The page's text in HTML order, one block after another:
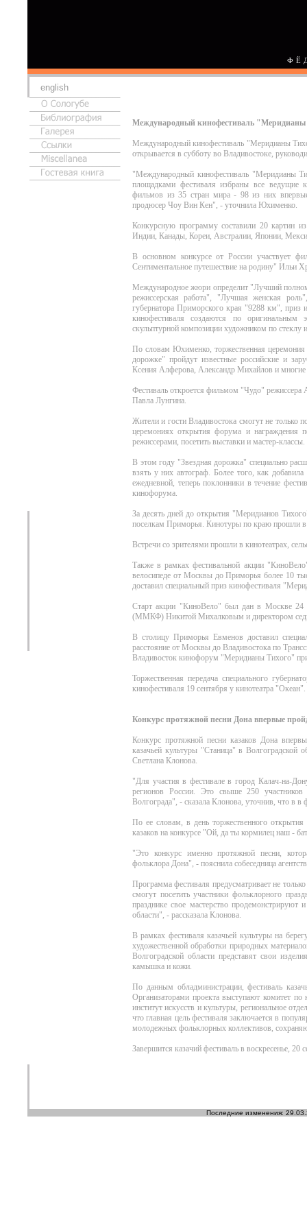
english
Международный кинофестиваль "Меридианы
Международный кинофестиваль "Меридианы
открывается в субботу во Владивостоке,
"Международный кинофестиваль "Меридианы
площадками фестиваля избраны все
фильмов из 35 стран мира - 98 из них
продюсер Чоу Вин Кен", - уточнила Юхименко.
Конкурсную программу составили 20 картин
Индии, Канады, Кореи, Австралии, Японии,
В основном конкурсе от России участвует
Сентиментальное путешествие на родину" Ильи
Международное жюри определит "Лучший
режиссерская работа", "Лучшая женская
губернатора Приморского края "9288 км",
кинофестиваля создаются по
скульптурной композиции художником по
По словам Юхименко, торжественная
дорожке" пройдут известные российские и
Ксения Алферова, Александр Михайлов и многие
Фестиваль откроется фильмом "Чудо" режиссера
Павла Лунгина.
Жители и гости Владивостока смогут не только
церемониях открытия форума и награждения
режиссерами, посетить выставки и мастер-классы.
В этом году "Звездная дорожка" специально
взять у них автограф. Более того, как
ежедневной, теперь поклонники в течение
кинофорума.
За десять дней до открытия "Меридианов
поселкам Приморья. Кинотуры по краю прошли в
Встречи со зрителями прошли в кинотеатрах,
Также в рамках фестивальной акции
велосипеде от Москвы до Приморья более 10
доставил специальный приз кинофестиваля
Старт акции "КиноВело" был дан в Москве 24
(ММКФ) Никитой Михалковым и директором
В столицу Приморья Евменов доставил
расстояние от Москвы до Владивостока по
Владивосток кинофорум "Меридианы Тихого"
Торжественная передача специального
кинофестиваля 19 сентября у кинотеатра "Океан".
Конкурс протяжной песни Дона впервые
Конкурс протяжной песни казаков Дона
казачьей культуры "Станица" в Волгоградской
Светлана Клонова.
"Для участия в фестивале в город Калач-на-
регионов России. Это свыше 250
Волгограда", - сказала Клонова, уточнив, что в в
По ее словам, в день торжественного
казаков на конкурсе "Ой, да ты кормилец наш -
"Это конкурс именно протяжной песни,
фольклора Дона", - пояснила собеседница
Программа фестиваля предусматривает не
смогут посетить участники фольклорного
празднике свое мастерство продемонстрируют
области", - рассказала Клонова.
В рамках фестиваля казачьей культуры на
художественной обработки природных
Волгоградской области представят свои
камышка и кожи.
По данным обладминистрации, фестиваль
Организаторами проекта выступают комитет по
институт искусств и культуры, региональное
что главная цель фестиваля заключается в
молодежных фольклорных коллективов,
Завершится казачий фестиваль в воскресенье, 20
Последние